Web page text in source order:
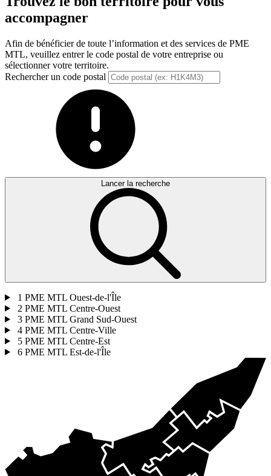
accompagner
Afin de bénéficier de toute l’information et des services de PME
MTL, veuillez entrer le code postal de votre entreprise ou
sélectionner votre territoire.
Rechercher un code postal
Lancer la recherche
1 PME MTL Ouest-de-l'Île
2 PME MTL Centre-Ouest
3 PME MTL Grand Sud-Ouest
4 PME MTL Centre-Ville
5 PME MTL Centre-Est
6 PME MTL Est-de-l'Île